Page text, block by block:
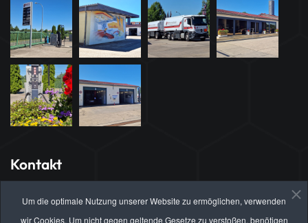
Um die optimale Nutzung unserer Website zu ermöglichen, verwenden
wir Cookies. Um nicht gegen geltende Gesetze zu verstoßen, benötigen
Kontakt
Hauptsitz Brandenburg